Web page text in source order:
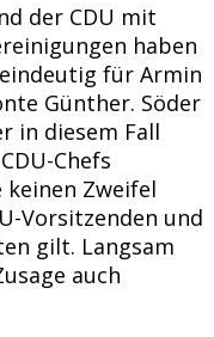
der CDU mit
haben
für Armin
Günther. Söder
in diesem Fall
Chefs
Zweifel
Vorsitzenden und
gilt. Langsam
auch